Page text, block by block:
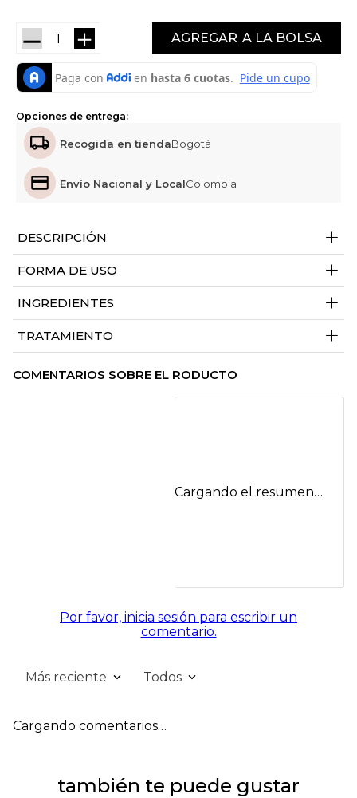
＋
－ AGREGAR
Opciones de entrega:
Recogida en tiendaBogotá
Envío Nacional y LocalColombia
DESCRIPCIÓN +
FORMA DE USO +
INGREDIENTES +
TRATAMIENTO +
COMENTARIOS SOBRE EL RODUCTO
Cargando el resumen…
Por favor, inicia sesión para escribir un
comentario.
Más reciente Todos
Cargando comentarios…
también te puede gustar